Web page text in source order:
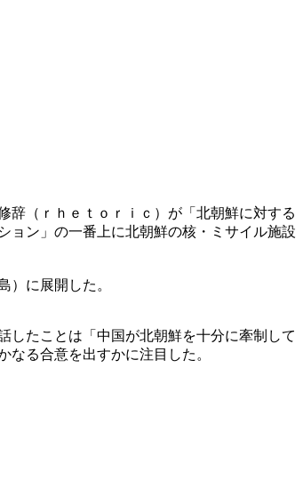
辞（ｒｈｅｔｏｒｉｃ）が「北朝鮮に対する
ョン」の一番上に北朝鮮の核・ミサイル施設
）に展開した。
したことは「中国が北朝鮮を十分に牽制して
る合意を出すかに注目した。